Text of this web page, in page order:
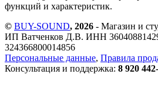
функций и характеристик.
© BUY-SOUND, 2026 - Магазин и
ИП Ватченков Д.В. ИНН
324366800014856
Персональные данные, Правила
Консультация и поддержка: 8 920